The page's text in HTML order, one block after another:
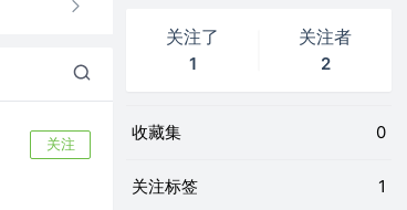
关注
关注了
1
关注者
2
收藏集 0
关注标签 1